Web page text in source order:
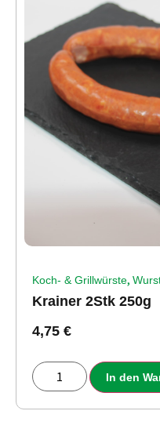
Koch- & Grillwürste,
Krainer 2Stk 250g
4,75 €
In den